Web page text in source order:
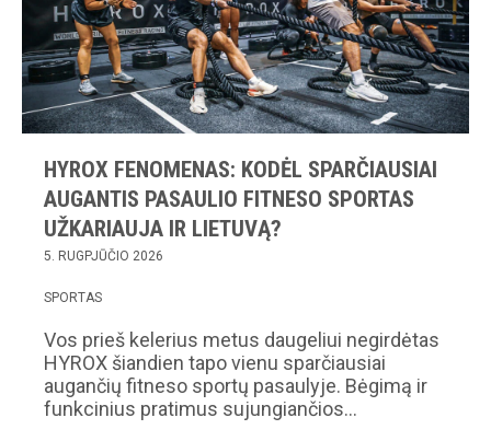
HYROX FENOMENAS: KODĖL SPARČIAUSIAI
AUGANTIS PASAULIO FITNESO SPORTAS
UŽKARIAUJA IR LIETUVĄ?
5. RUGPJŪČIO 2026
SPORTAS
Vos prieš kelerius metus daugeliui negirdėtas
HYROX šiandien tapo vienu sparčiausiai
augančių fitneso sportų pasaulyje. Bėgimą ir
funkcinius pratimus sujungiančios…